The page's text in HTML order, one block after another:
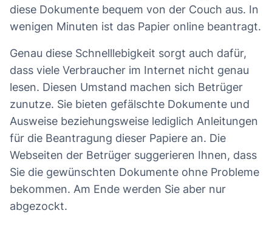
diese Dokumente bequem von der Couch aus. In
wenigen Minuten ist das Papier online beantragt.
Genau diese Schnelllebigkeit sorgt auch dafür,
dass viele Verbraucher im Internet nicht genau
lesen. Diesen Umstand machen sich Betrüger
zunutze. Sie bieten gefälschte Dokumente und
Ausweise beziehungsweise lediglich Anleitungen
für die Beantragung dieser Papiere an. Die
Webseiten der Betrüger suggerieren Ihnen, dass
Sie die gewünschten Dokumente ohne Probleme
bekommen. Am Ende werden Sie aber nur
abgezockt.